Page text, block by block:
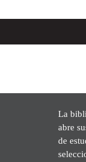
La
abre
de